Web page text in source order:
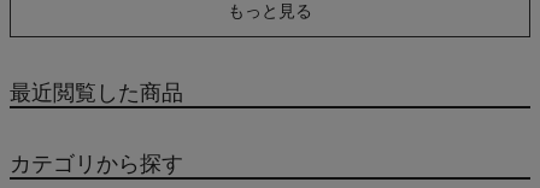
もっと見る
最近閲覧した商品
カテゴリから探す